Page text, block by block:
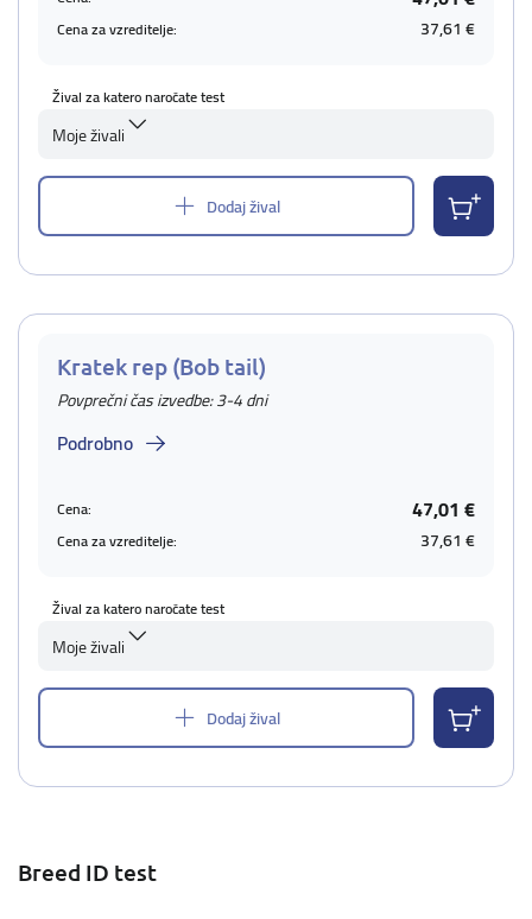
Cena za vzreditelje: 37,61 €
Žival za katero naročate test
Moje živali
Dodaj žival
Kratek rep (Bob tail)
Povprečni čas izvedbe: 3-4 dni
Podrobno
Cena: 47,01 €
Cena za vzreditelje: 37,61 €
Žival za katero naročate test
Moje živali
Dodaj žival
Breed ID test